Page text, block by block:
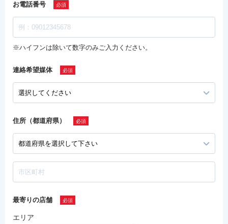
お電話番号
※ハイフンは除いて数字のみご入力ください。
連絡希望媒体
住所（都道府県）
最寄りの店舗
エリア